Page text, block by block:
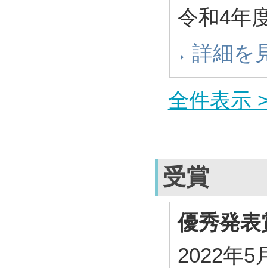
令和4年
詳細を
全件表示
受賞
優秀発表
2022年